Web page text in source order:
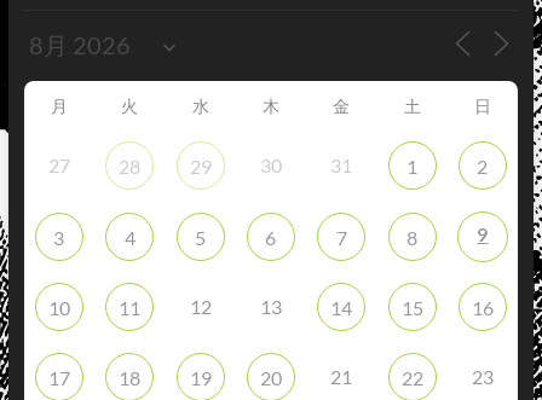
月 火 水 木 金 土 日
27 28 29 30 31 1 2
3 4 5 6 7 8 9
10 11 12 13 14 15 16
17 18 19 20 21 22 23